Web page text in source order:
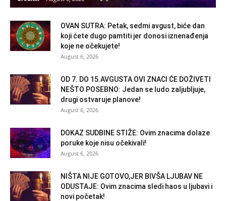
OVAN SUTRA: Petak, sedmi avgust, biće dan
koji ćete dugo pamtiti jer donosi iznenađenja
koje ne očekujete!
August 6, 2026
OD 7. DO 15.AVGUSTA OVI ZNACI ĆE DOŽIVETI
NEŠTO POSEBNO: Jedan se ludo zaljubljuje,
drugi ostvaruje planove!
August 6, 2026
DOKAZ SUDBINE STIŽE: Ovim znacima dolaze
poruke koje nisu očekivali!
August 6, 2026
NIŠTA NIJE GOTOVO,JER BIVŠA LJUBAV NE
ODUSTAJE: Ovim znacima sledi haos u ljubavi i
novi početak!